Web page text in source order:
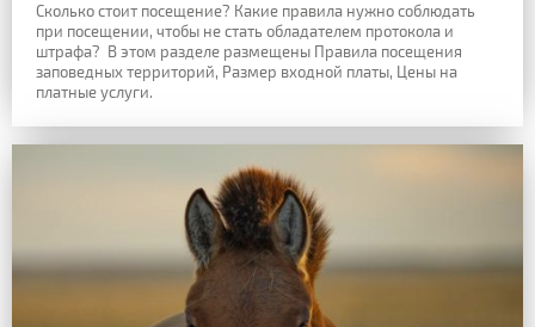
Сколько стоит посещение? Какие правила нужно соблюдать
при посещении, чтобы не стать обладателем протокола и
штрафа? В этом разделе размещены Правила посещения
заповедных территорий, Размер входной платы, Цены на
платные услуги.